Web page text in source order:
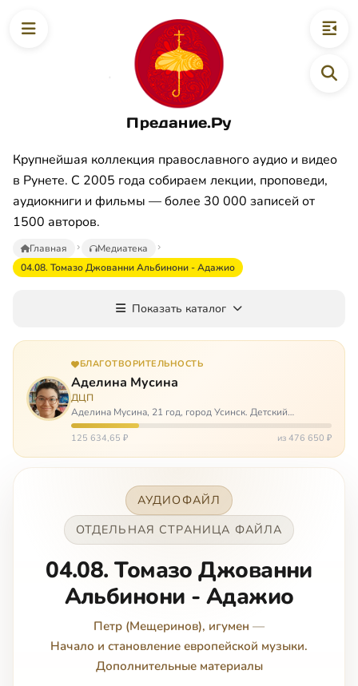
Предание.Ру
Крупнейшая коллекция православного аудио и видео
в Рунете. С 2005 года собираем лекции, проповеди,
аудиокниги и фильмы — более 30 000 записей от
1500 авторов.
Главная
Медиатека
04.08. Томазо Джованни Альбинони - Адажио
Показать каталог
БЛАГОТВОРИТЕЛЬНОСТЬ
Аделина Мусина
ДЦП
Аделина Мусина, 21 год, город Усинск. Детский
церебральный паралич, передвигается на ходунках или
коляске. Аделине требуется помощь, чтобы ноги
125 634,65 ₽ из 476 650 ₽
АУДИОФАЙЛ
ОТДЕЛЬНАЯ СТРАНИЦА ФАЙЛА
04.08. Томазо Джованни
Альбинони - Адажио
Петр (Мещеринов), игумен —
Начало и становление европейской музыки.
Дополнительные материалы